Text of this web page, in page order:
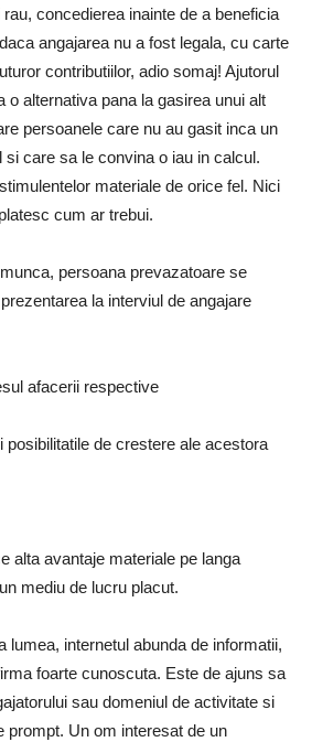
concedierea inainte de a beneficia
angajarea nu a fost legala, cu carte
contributiilor, adio somaj! Ajutorul
o alternativa pana la gasirea unui alt
persoanele care nu au gasit inca un
si care sa le convina o iau in calcul.
materiale de orice fel. Nici
cum ar trebui.
persoana prevazatoare se
la interviul de angajare
afacerii respective
posibilitatile de crestere ale acestora
alta avantaje materiale pe langa
mediu de lucru placut.
lumea, internetul abunda de informatii,
foarte cunoscuta. Este de ajuns sa
sau domeniul de activitate si
prompt. Un om interesat de un